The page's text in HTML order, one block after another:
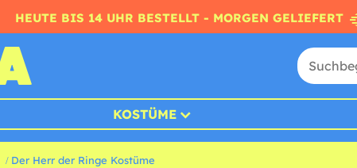
HEUTE BIS 14 UHR BESTELLT - MORGEN GELIEFERT
KOSTÜME
Der Herr der Ringe Kostüme